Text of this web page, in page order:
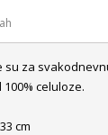
su za
celuloze.
cm